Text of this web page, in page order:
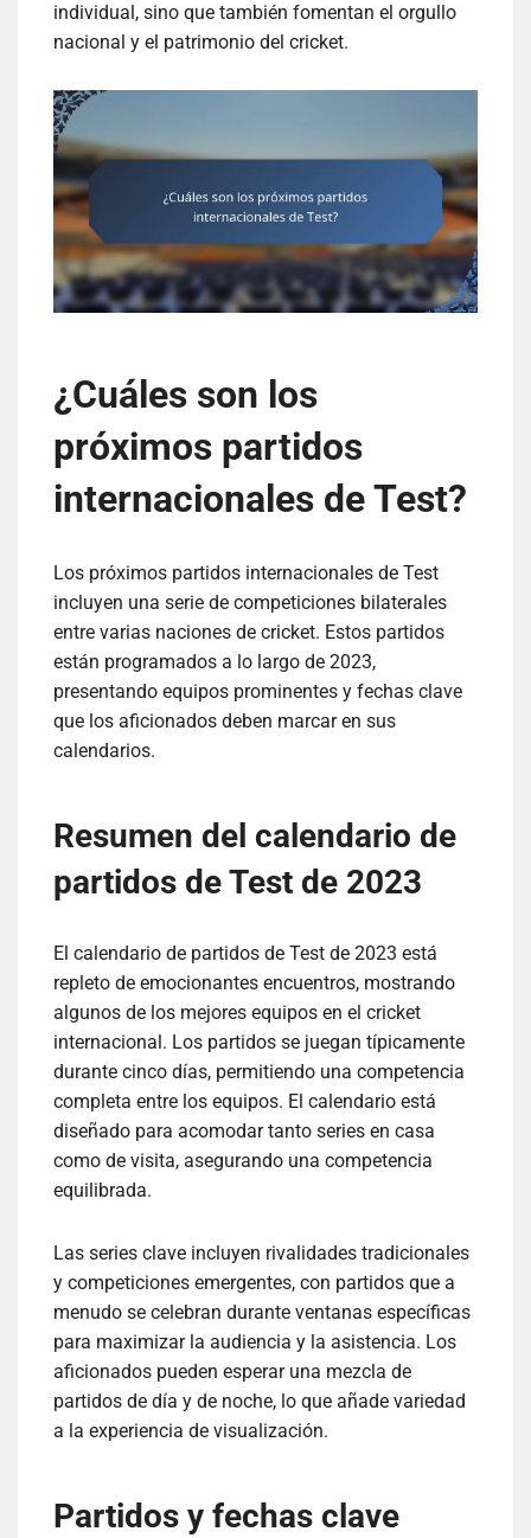
individual, sino que también fomentan el orgullo
nacional y el patrimonio del cricket.
¿Cuáles son los
próximos partidos
internacionales de Test?
Los próximos partidos internacionales de Test
incluyen una serie de competiciones bilaterales
entre varias naciones de cricket. Estos partidos
están programados a lo largo de 2023,
presentando equipos prominentes y fechas clave
que los aficionados deben marcar en sus
calendarios.
Resumen del calendario de
partidos de Test de 2023
El calendario de partidos de Test de 2023 está
repleto de emocionantes encuentros, mostrando
algunos de los mejores equipos en el cricket
internacional. Los partidos se juegan típicamente
durante cinco días, permitiendo una competencia
completa entre los equipos. El calendario está
diseñado para acomodar tanto series en casa
como de visita, asegurando una competencia
equilibrada.
Las series clave incluyen rivalidades tradicionales
y competiciones emergentes, con partidos que a
menudo se celebran durante ventanas específicas
para maximizar la audiencia y la asistencia. Los
aficionados pueden esperar una mezcla de
partidos de día y de noche, lo que añade variedad
a la experiencia de visualización.
Partidos y fechas clave